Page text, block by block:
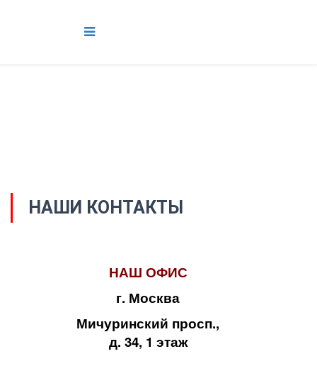
НАШИ КОНТАКТЫ
НАШ ОФИС
г. Москва
Мичуринский просп.,
д. 34, 1 этаж